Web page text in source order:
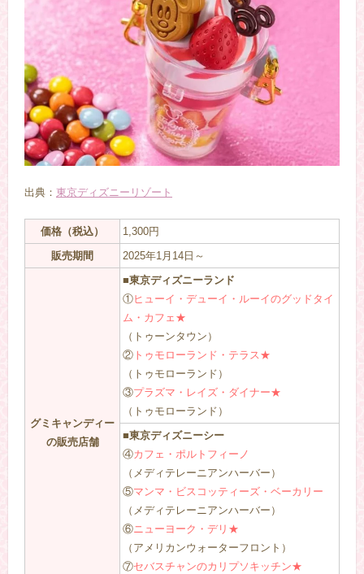
出典： 東京ディズニーリゾート
価格（税込）
1,300円
販売期間
2025年1月14日～
グミキャンディー
の販売店舗
■東京ディズニーランド
①ヒューイ・デューイ・ルーイのグッドタイ
ム・カフェ★
（トゥーンタウン）
② トゥモローランド・テラス★
（トゥモローランド）
③プラズマ・レイズ・ダイナー★
（トゥモローランド）
■東京ディズニーシー
④カフェ・ポルトフィーノ
（メディテレーニアンハーバー）
⑤マンマ・ビスコッティーズ・ベーカリー
（メディテレーニアンハーバー）
⑥ニューヨーク・デリ★
（アメリカンウォーターフロント）
⑦セバスチャンのカリプソキッチン★